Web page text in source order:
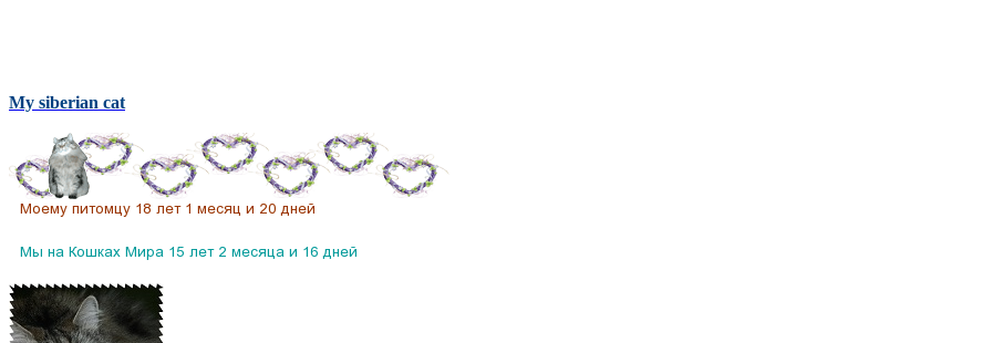
My siberian cat